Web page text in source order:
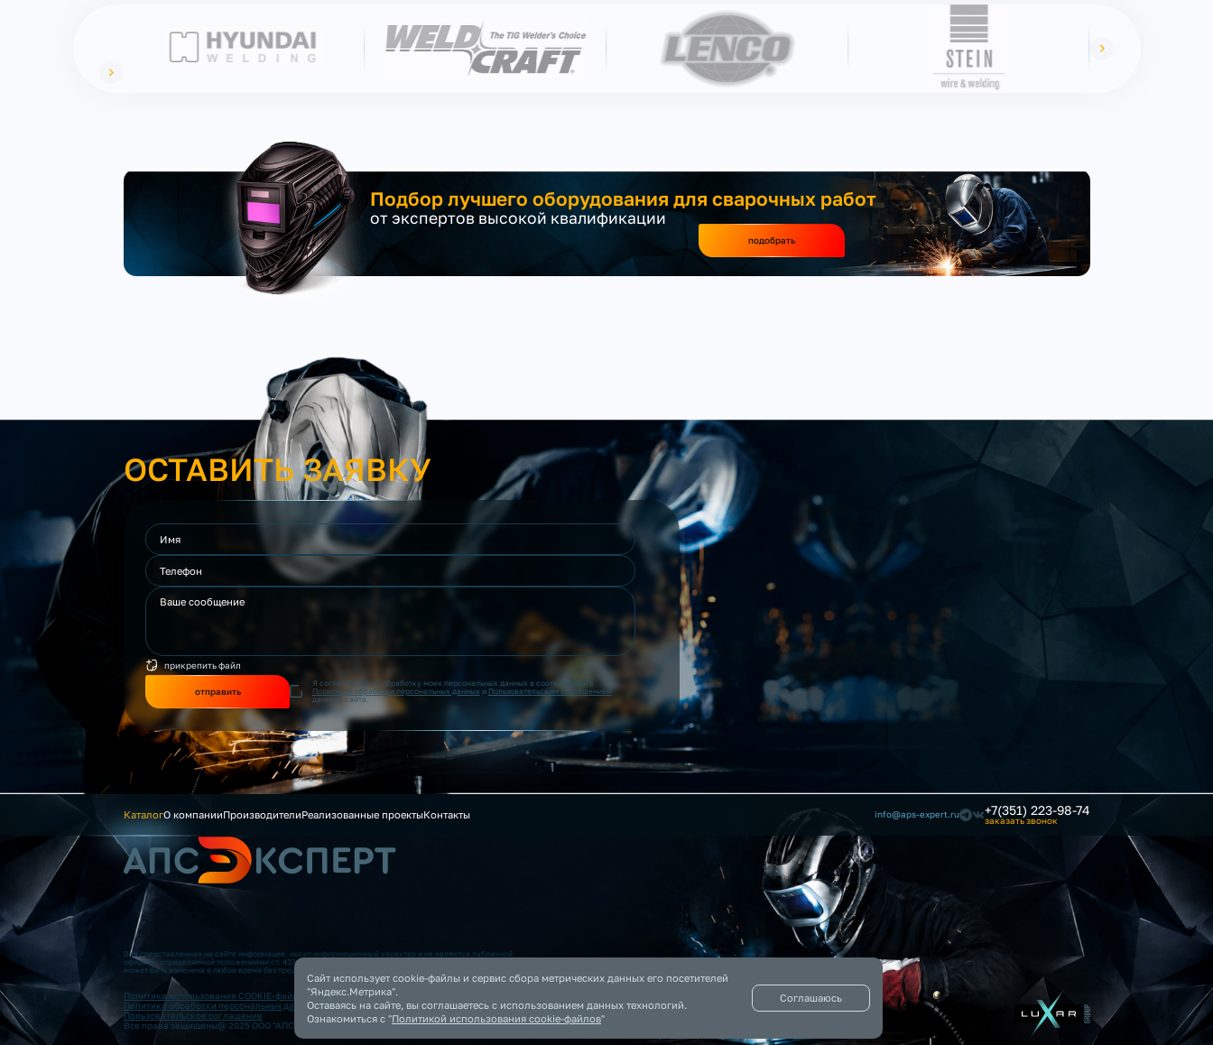
Подбор лучшего оборудования для сварочных работ
от экспертов высокой квалификации
подобрать
ОСТАВИТЬ ЗАЯВКУ
прикрепить файл
отправить
Я согласен(на) на обработку моих персональных данных в соответствии с
Политикой обработки персональных данных и Пользовательским соглашением
данного сайта.
КаталогО компанииПроизводителиРеализованные проектыКонтакты info@aps-expert.ru +7(351) 223-98-74
заказать звонок
Вся представленная на сайте информация, носит информационный характер и не является публичной
офертой, определяемой положениями ст. 437 (2) ГК РФ. Опубликованная на данном сайте информация
может быть изменена в любое время без предварительного уведомления.
Политика использования COOKIE-файлов
Политика обработки персональных данных
Пользовательское соглашение
Все права защищены@ 2025 ООО "АПС”. Все права защищены
Сайт использует cookie-файлы и сервис сбора метрических данных его посетителей
"Яндекс.Метрика".
Оставаясь на сайте, вы соглашаетесь с использованием данных технологий.
Ознакомиться с "Политикой использования cookie-файлов"
Соглашаюсь